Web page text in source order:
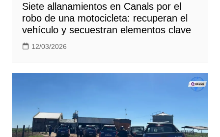
Siete allanamientos en Canals por el
robo de una motocicleta: recuperan el
vehículo y secuestran elementos clave
12/03/2026